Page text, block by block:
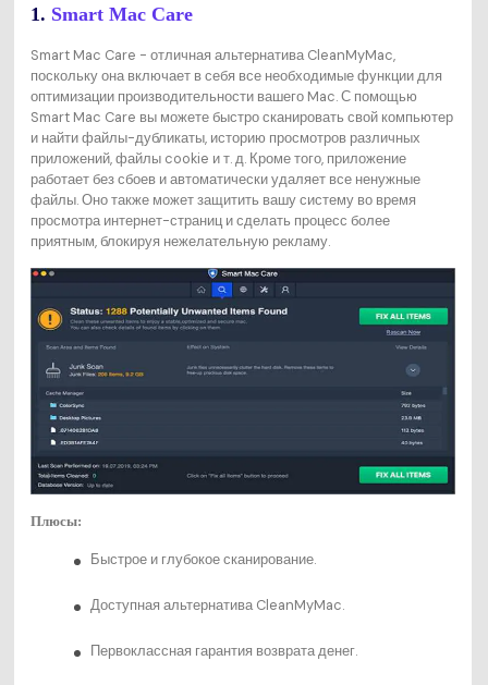
1. Smart Mac Care
Smart Mac Care - отличная альтернатива CleanMyMac,
поскольку она включает в себя все необходимые функции для
оптимизации производительности вашего Mac. С помощью
Smart Mac Care вы можете быстро сканировать свой компьютер
и найти файлы-дубликаты, историю просмотров различных
приложений, файлы cookie и т. д. Кроме того, приложение
работает без сбоев и автоматически удаляет все ненужные
файлы. Оно также может защитить вашу систему во время
просмотра интернет-страниц и сделать процесс более
приятным, блокируя нежелательную рекламу.
Плюсы:
Быстрое и глубокое сканирование.
Доступная альтернатива CleanMyMac.
Первоклассная гарантия возврата денег.